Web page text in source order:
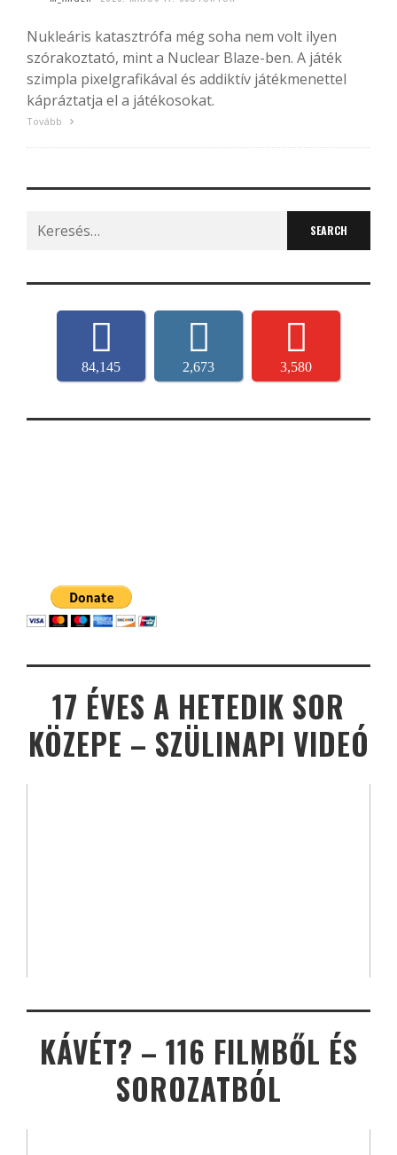
Nukleáris katasztrófa még soha nem volt ilyen
szórakoztató, mint a Nuclear Blaze-ben. A játék
szimpla pixelgrafikával és addiktív játékmenettel
kápráztatja el a játékosokat.
Tovább
Search
for:
84,145 2,673 3,580
17 ÉVES A HETEDIK SOR
KÖZEPE – SZÜLINAPI VIDEÓ
KÁVÉT? – 116 FILMBŐL ÉS
SOROZATBÓL